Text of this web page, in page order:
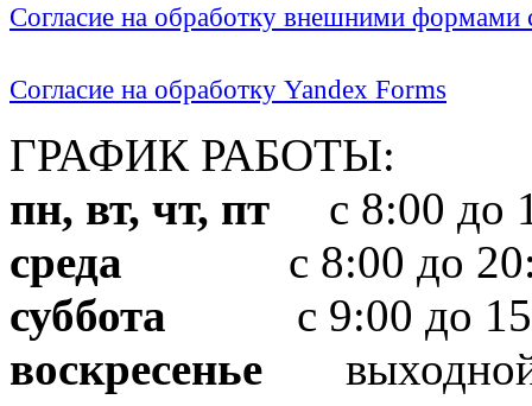
Согласие на обработку внешними формами
Согласие на обработку Yandex Forms
ГРАФИК РАБОТЫ:
пн, вт, чт, пт с 8:00 до
среда с 8:00 до
суббота с 9:00 до
воскресенье